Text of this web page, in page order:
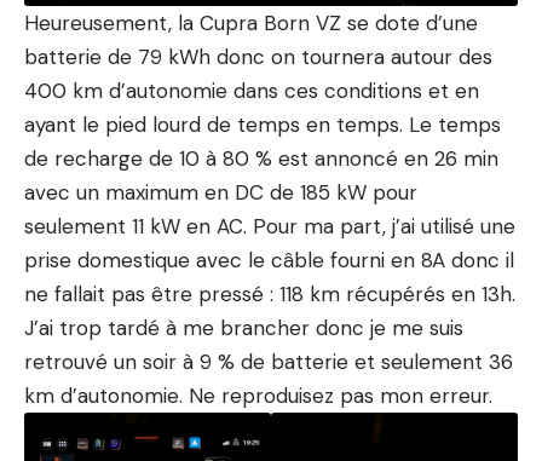
Heureusement, la Cupra Born VZ se dote d’une
batterie de 79 kWh donc on tournera autour des
400 km d’autonomie dans ces conditions et en
ayant le pied lourd de temps en temps. Le temps
de recharge de 10 à 80 % est annoncé en 26 min
avec un maximum en DC de 185 kW pour
seulement 11 kW en AC. Pour ma part, j’ai utilisé une
prise domestique avec le câble fourni en 8A donc il
ne fallait pas être pressé : 118 km récupérés en 13h.
J’ai trop tardé à me brancher donc je me suis
retrouvé un soir à 9 % de batterie et seulement 36
km d’autonomie. Ne reproduisez pas mon erreur.